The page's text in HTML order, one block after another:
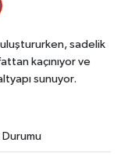
sadelik
kaçınıyor ve
sunuyor.
Durumu